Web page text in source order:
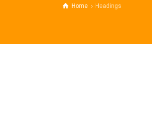
Home Headings